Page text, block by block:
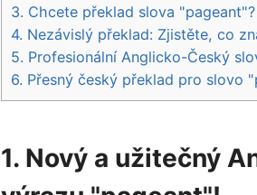
3. Chcete překlad slova
4. Nezávislý překlad: Zjistěte, co
5. Profesionální Anglicko-Český
6. Přesný český překlad pro slovo
1. Nový a užitečný